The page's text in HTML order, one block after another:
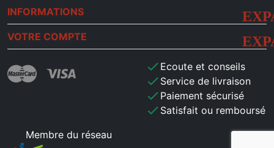
INFORMATIONS
VOTRE COMPTE
check Ecoute et conseils
check Service de livraison
check Paiement sécurisé
check Satisfait ou remboursé
Membre du réseau